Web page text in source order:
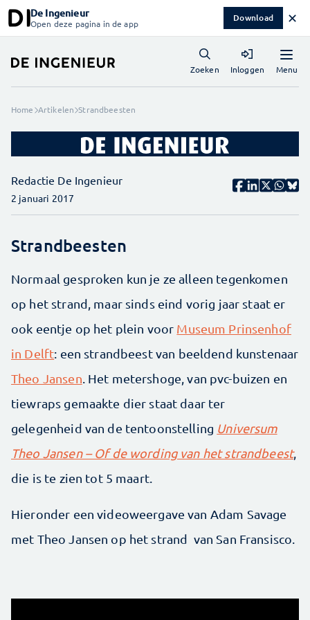
De Ingenieur
Open deze pagina in de app Download ✕
Menu
Zoeken Inloggen
Home Artikelen Strandbeesten
Redactie De Ingenieur
2 januari 2017
Strandbeesten
Normaal gesproken kun je ze alleen tegenkomen
op het strand, maar sinds eind vorig jaar staat er
ook eentje op het plein voor Museum Prinsenhof
in Delft: een strandbeest van beeldend kunstenaar
Theo Jansen . Het metershoge, van pvc-buizen en
tiewraps gemaakte dier staat daar ter
gelegenheid van de tentoonstelling Universum
Theo Jansen – Of de wording van het strandbeest,
die is te zien tot 5 maart.
Hieronder een videoweergave van Adam Savage
met Theo Jansen op het strand van San Fransisco.